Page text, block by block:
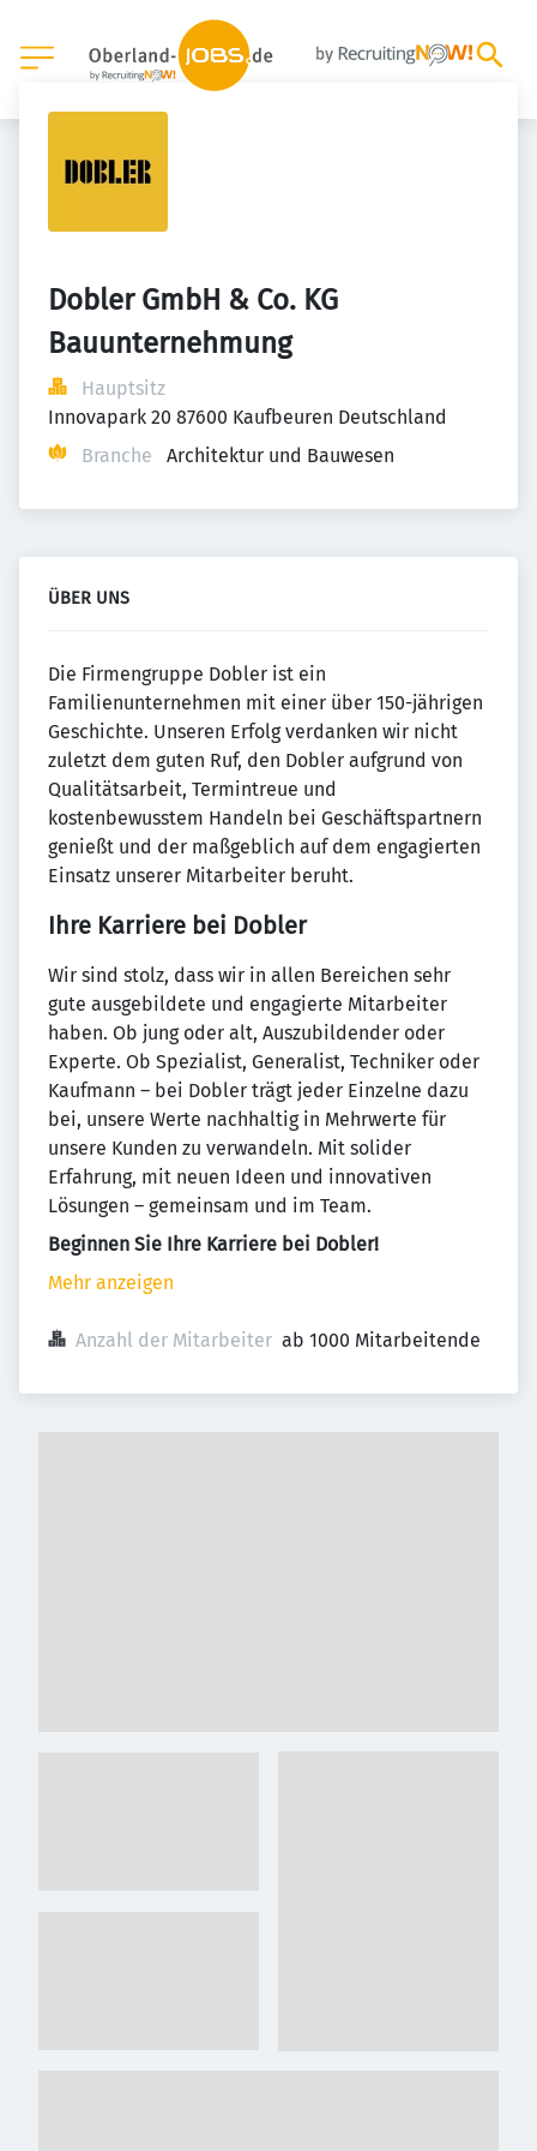
Dobler GmbH & Co. KG
Bauunternehmung
Hauptsitz
Innovapark 20 87600 Kaufbeuren Deutschland
Branche
Architektur und Bauwesen
ÜBER UNS
Die Firmengruppe Dobler ist ein
Familienunternehmen mit einer über 150-jährigen
Geschichte. Unseren Erfolg verdanken wir nicht
zuletzt dem guten Ruf, den Dobler aufgrund von
Qualitätsarbeit, Termintreue und
kostenbewusstem Handeln bei Geschäftspartnern
genießt und der maßgeblich auf dem engagierten
Einsatz unserer Mitarbeiter beruht.
Ihre Karriere bei Dobler
Wir sind stolz, dass wir in allen Bereichen sehr
gute ausgebildete und engagierte Mitarbeiter
haben. Ob jung oder alt, Auszubildender oder
Experte. Ob Spezialist, Generalist, Techniker oder
Kaufmann – bei Dobler trägt jeder Einzelne dazu
bei, unsere Werte nachhaltig in Mehrwerte für
unsere Kunden zu verwandeln. Mit solider
Erfahrung, mit neuen Ideen und innovativen
Lösungen – gemeinsam und im Team.
Beginnen Sie Ihre Karriere bei Dobler!
Mehr anzeigen
Anzahl der Mitarbeiter ab 1000 Mitarbeitende